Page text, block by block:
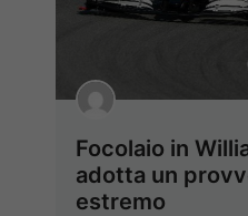
Focolaio in
adotta un
estremo